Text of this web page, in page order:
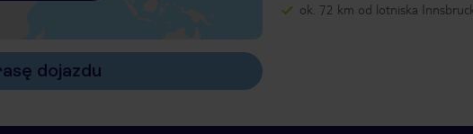
ok. 72 km od lotniska
dojazdu